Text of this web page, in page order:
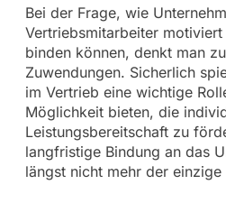
Bei der Frage, wie
Vertriebsmitarbeiter
binden können, denkt man
Zuwendungen. Sicherlich
im Vertrieb eine wichtige
Möglichkeit bieten, die
Leistungsbereitschaft zu
langfristige Bindung an das
längst nicht mehr der